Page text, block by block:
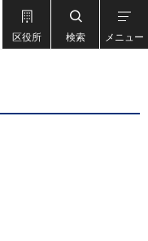
区役所 検索 メニュー